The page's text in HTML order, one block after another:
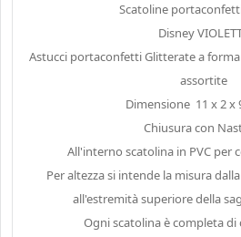
Scatoline
Disney
Astucci portaconfetti Glitterate a
assortite
Dimensione 11 x 2 x
Chiusura con
All'interno scatolina in PVC per
Per altezza si intende la misura
all'estremità superiore della
Ogni scatolina è completa di